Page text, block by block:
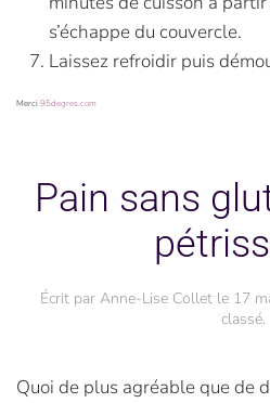
s’échappe du couvercle.
Laissez refroidir puis
Merci95degres.com
Pain sans
Écrit par Anne-Lise Colletle 17
classé.
Quoi de plus agréable que de